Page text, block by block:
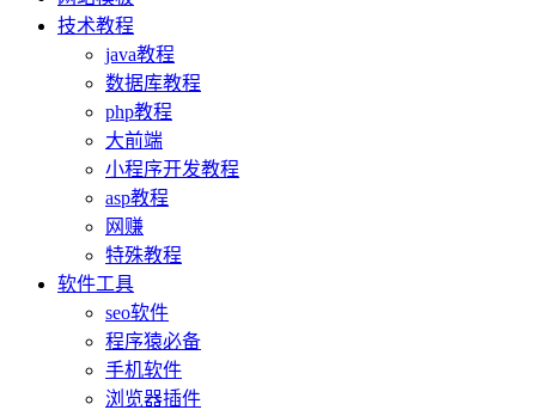
技术教程
java教程
数据库教程
php教程
大前端
小程序开发教程
asp教程
网赚
特殊教程
软件工具
seo软件
程序猿必备
手机软件
浏览器插件